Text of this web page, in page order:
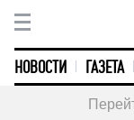
НОВОСТИ ГАЗЕТА